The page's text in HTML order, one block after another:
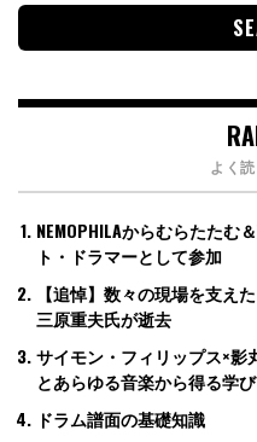
よく
NEMOPHILAからむらたたむ
ト・ドラマーとして参加
【追悼】数々の現場を支え
三原重夫氏が逝去
サイモン・フィリップス×影
とあらゆる音楽から得る学び
ドラム譜面の基礎知識